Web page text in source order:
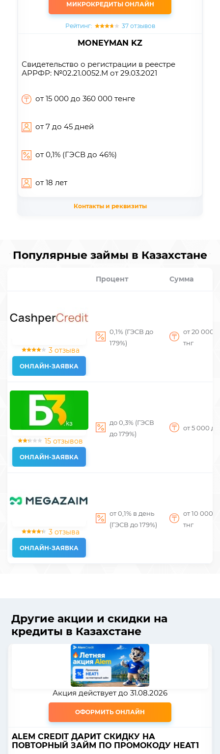
МИКРОКРЕДИТЫ ОНЛАЙН
Рейтинг: 37 отзывов
MONEYMAN KZ
Свидетельство о регистрации в реестре
АРРФР: №02.21.0052.M от 29.03.2021
от 15 000 до 360 000 тенге
от 7 до 45 дней
от 0,1% (ГЭСВ до 46%)
от 18 лет
Контакты и реквизиты
Популярные займы в Казахстане
Процент Сумма
3 отзыва
ОНЛАЙН-ЗАЯВКА
0,1% (ГЭСВ до
179%)
от 20 000
тнг
15 отзывов
ОНЛАЙН-ЗАЯВКА
до 0,3% (ГЭСВ
до 179%)
от 5 000
3 отзыва
ОНЛАЙН-ЗАЯВКА
от 0,1% в день
(ГЭСВ до 179%)
от 10 000
тнг
Другие акции и скидки на
кредиты в Казахстане
Акция действует до 31.08.2026
ОФОРМИТЬ ОНЛАЙН
ALEM CREDIT ДАРИТ СКИДКУ НА
ПОВТОРНЫЙ ЗАЙМ ПО ПРОМОКОДУ HEAT1